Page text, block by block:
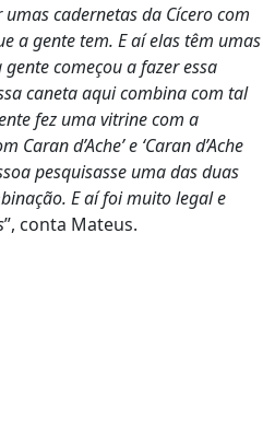
cadernetas da Cícero com
a gente tem. E aí elas têm umas
começou a fazer essa
caneta aqui combina com tal
fez uma vitrine com a
d’Ache’ e ‘Caran d’Ache
pesquisasse uma das duas
E aí foi muito legal e
”, conta Mateus.